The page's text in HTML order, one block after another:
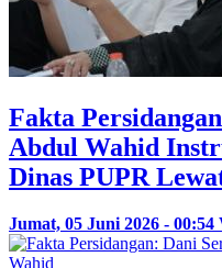
Fakta
Abdul Wahid
Dinas PUPR
Jumat, 05 Juni 2026 - 00:54